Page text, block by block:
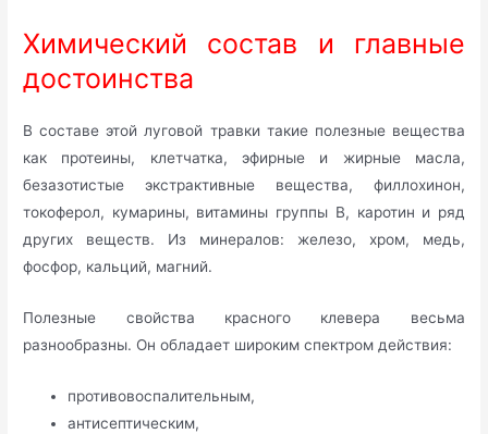
Химический состав и главные
достоинства
В составе этой луговой травки такие полезные вещества
как протеины, клетчатка, эфирные и жирные масла,
безазотистые экстрактивные вещества, филлохинон,
токоферол, кумарины, витамины группы В, каротин и ряд
других веществ. Из минералов: железо, хром, медь,
фосфор, кальций, магний.
Полезные свойства красного клевера весьма
разнообразны. Он обладает широким спектром действия:
противовоспалительным,
антисептическим,